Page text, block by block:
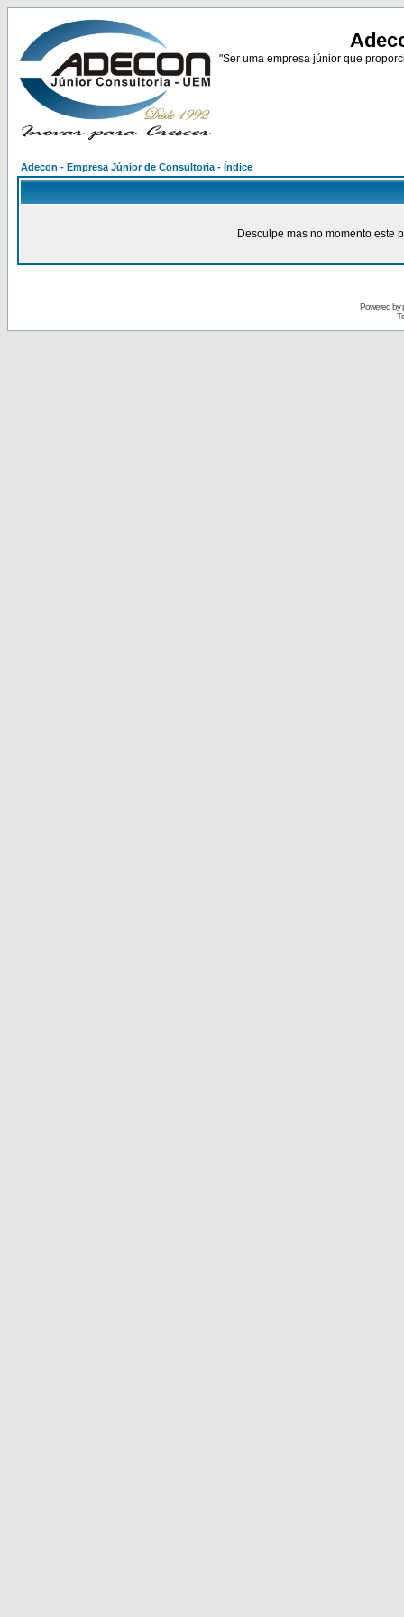
"Ser uma empresa júnior que
Adecon - Empresa Júnior de Consultoria - Índice
Desculpe mas no momento este
Powered by